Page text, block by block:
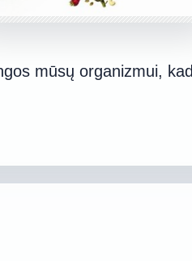
mūsų organizmui, kad